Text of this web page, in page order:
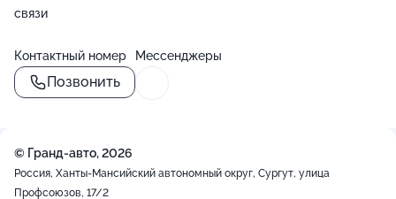
связи
Контактный номер
Позвонить
Мессенджеры
© Гранд-авто, 2026
Россия, Ханты-Мансийский автономный округ, Сургут, улица
Профсоюзов, 17/2